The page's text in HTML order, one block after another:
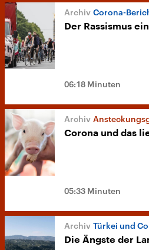
Corona-
Der Rassismus
06:18 Minuten
Corona und das
05:33 Minuten
Türkei und
Die Ängste der